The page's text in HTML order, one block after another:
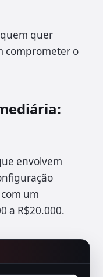
quer
comprometer o
envolvem
um
a R$20.000.